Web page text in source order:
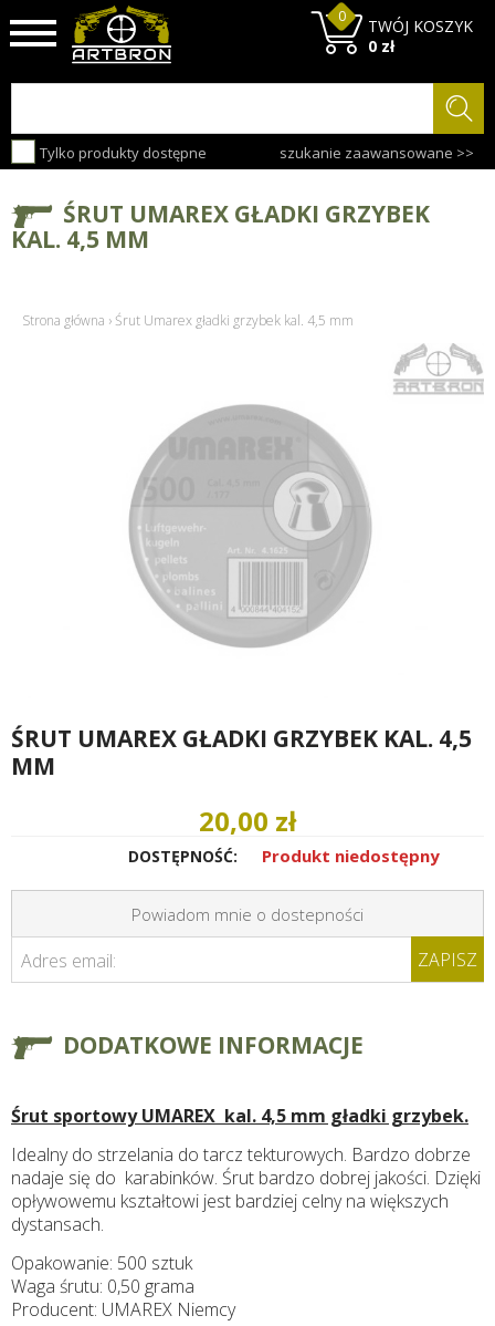
Tylko produkty dostępne szukanie zaawansowane >>
TWÓJ KOSZYK
0
0 zł
ŚRUT UMAREX GŁADKI GRZYBEK
KAL. 4,5 MM
Strona główna › Śrut Umarex gładki grzybek kal. 4,5 mm
ŚRUT UMAREX GŁADKI GRZYBEK KAL. 4,5
MM
20,00 zł
DOSTĘPNOŚĆ: Produkt niedostępny
Powiadom mnie o dostepności
Adres email: ZAPISZ
DODATKOWE INFORMACJE
Śrut sportowy UMAREX kal. 4,5 mm gładki grzybek.
Idealny do strzelania do tarcz tekturowych. Bardzo dobrze
nadaje się do karabinków. Śrut bardzo dobrej jakości. Dzięki
opływowemu kształtowi jest bardziej celny na większych
dystansach.
Opakowanie: 500 sztuk
Waga śrutu: 0,50 grama
Producent: UMAREX Niemcy